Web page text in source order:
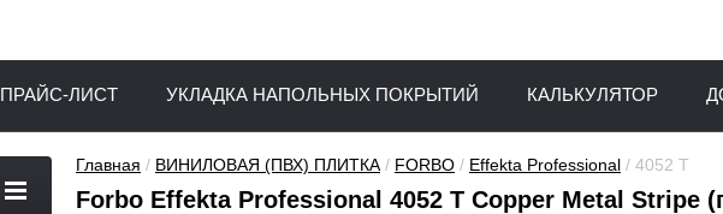
ПРАЙС-ЛИСТ УКЛАДКА НАПОЛЬНЫХ ПОКРЫТИЙ КАЛЬКУЛЯТОР
Главная / ВИНИЛОВАЯ (ПВХ) ПЛИТКА / FORBO / Effekta Professional / 4052 T
Forbo Effekta Professional 4052 T Copper Metal Stripe